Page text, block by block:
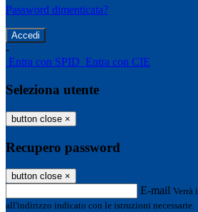
Password dimenticata?
-
Entra con SPID Entra con CIE
Seleziona utente
button close ×
Recupero password
button close ×
E-mail Verrà
all'indirizzo indicato con le istruzioni necessarie.